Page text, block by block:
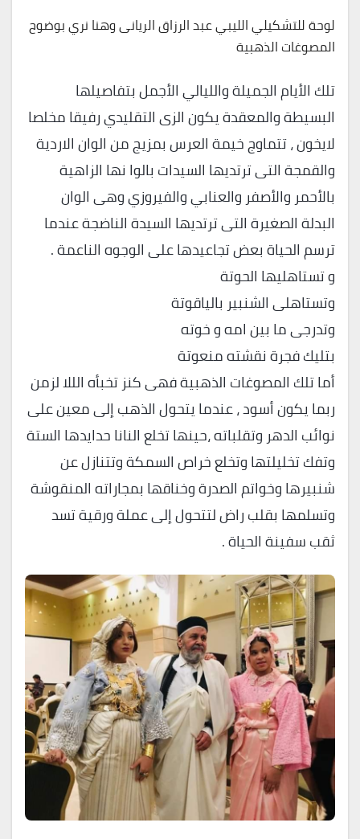
لوحة للتشكيلي الليبي عبد الرزاق الريانى وهنا نري بوضوح
المصوغات الذهبية
تلك الأيام الجميلة والليالي الأجمل بتفاصيلها
البسيطة والمعقدة يكون الزى التقليدي رفيقا مخلصا
لايخون ، تتماوج خيمة العرس بمزيج من الوان الاردية
والقمجة التى ترتديها السيدات بالوا نها الزاهية
بالأحمر والأصفر والعنابي والفيروزي وهى الوان
البدلة الصغيرة التى ترتديها السيدة الناضجة عندما
ترسم الحياة بعض تجاعيدها على الوجوه الناعمة .
و تستاهليها الحوتة
وتستاهلى الشنبير بالياقوتة
وتدرجى ما بين امه و خوته
بتليك فجرة نقشته منعوتة
أما تلك المصوغات الذهبية فهى كنز تخبأه الللا لزمن
ربما يكون أسود ، عندما يتحول الذهب إلى معين على
نوائب الدهر وتقلباته ،حينها تخلع النانا حدايدها الستة
وتفك تخليلتها وتخلع خراص السمكة وتتنازل عن
شنبيرها وخواتم الصدرة وخناقها بمجاراته المنقوشة
وتسلمها بقلب راض لتتحول إلى عملة ورقية تسد
ثقب سفينة الحياة .